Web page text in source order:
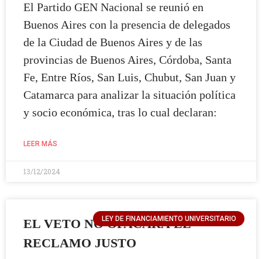
El Partido GEN Nacional se reunió en
Buenos Aires con la presencia de delegados
de la Ciudad de Buenos Aires y de las
provincias de Buenos Aires, Córdoba, Santa
Fe, Entre Ríos, San Luis, Chubut, San Juan y
Catamarca para analizar la situación política
y socio económica, tras lo cual declaran:
LEER MÁS
13/12/2024
LEY DE FINANCIAMIENTO UNIVERSITARIO
EL VETO NO OPACARÁ EL
RECLAMO JUSTO